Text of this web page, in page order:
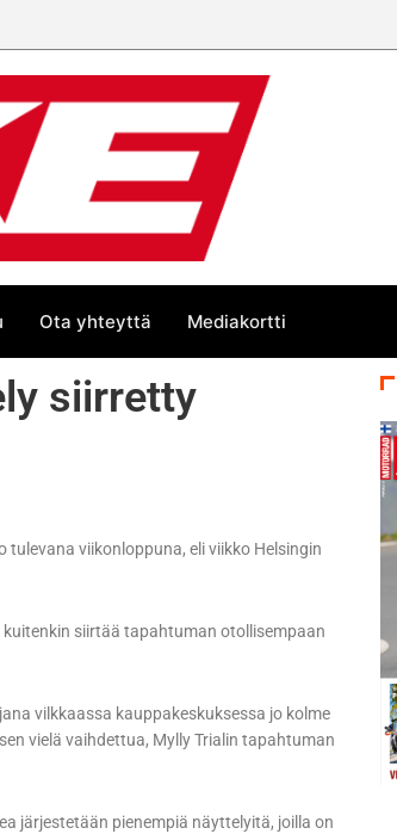
Ota yhteyttä Mediakortti
siirretty
viikonloppuna, eli viikko Helsingin
siirtää tapahtuman otollisempaan
vilkkaassa kauppakeskuksessa jo kolme
vielä vaihdettua, Mylly Trialin tapahtuman
järjestetään pienempiä näyttelyitä, joilla on